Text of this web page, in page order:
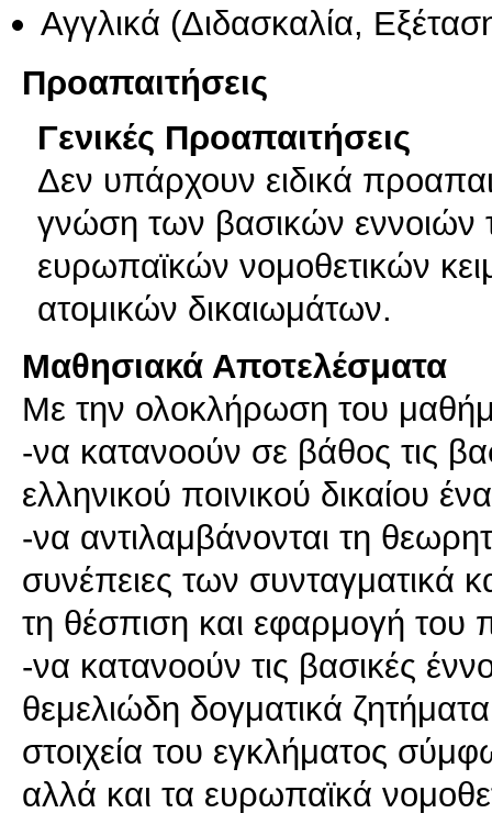
Αγγλικά (Διδασκαλία,
Προαπαιτήσεις
Γενικές Προαπαιτήσεις
Δεν υπάρχουν ειδικά
γνώση των βασικών εννοιών
ευρωπαϊκών νομοθετικών
ατομικών δικαιωμάτων.
Μαθησιακά Αποτελέσματα
Με την ολοκλήρωση του
-να κατανοούν σε βάθος τις
ελληνικού ποινικού δικαίου
-να αντιλαμβάνονται τη
συνέπειες των
τη θέσπιση και εφαρμογή του
-να κατανοούν τις βασικές
θεμελιώδη δογματικά
στοιχεία του εγκλήματος
αλλά και τα ευρωπαϊκά